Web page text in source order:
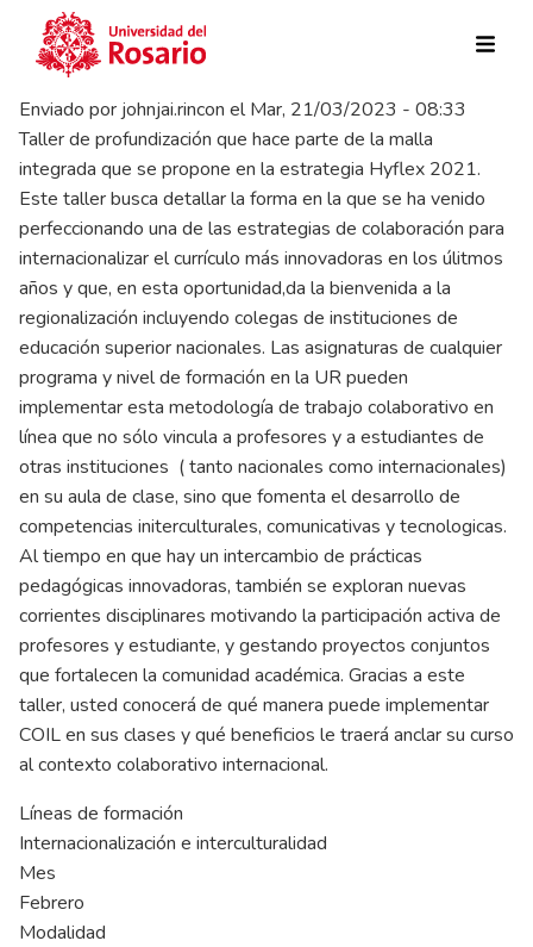
Pasar al contenido principal
Enviado por johnjai.rincon elMar, 21/03/2023 - 08:33
Taller de profundización que hace parte de la malla
integrada que se propone en la estrategia Hyflex 2021.
Este taller busca detallar la forma en la que se ha venido
perfeccionando una de las estrategias de colaboración para
internacionalizar el currículo más innovadoras en los úlitmos
años y que, en esta oportunidad,da la bienvenida a la
regionalización incluyendo colegas de instituciones de
educación superior nacionales. Las asignaturas de cualquier
programa y nivel de formación en la UR pueden
implementar esta metodología de trabajo colaborativo en
línea que no sólo vincula a profesores y a estudiantes de
otras instituciones ( tanto nacionales como internacionales)
en su aula de clase, sino que fomenta el desarrollo de
competencias initerculturales, comunicativas y tecnologicas.
Al tiempo en que hay un intercambio de prácticas
pedagógicas innovadoras, también se exploran nuevas
corrientes disciplinares motivando la participación activa de
profesores y estudiante, y gestando proyectos conjuntos
que fortalecen la comunidad académica. Gracias a este
taller, usted conocerá de qué manera puede implementar
COIL en sus clases y qué beneficios le traerá anclar su curso
al contexto colaborativo internacional.
Líneas de formación
Internacionalización e interculturalidad
Mes
Febrero
Modalidad